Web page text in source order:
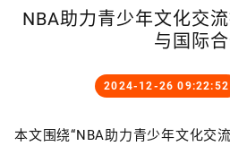
NBA助力青少年文化交
与国际
2024-12-26 09:22:52
本文围绕“NBA助力青少年文化交